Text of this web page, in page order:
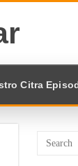
Citra